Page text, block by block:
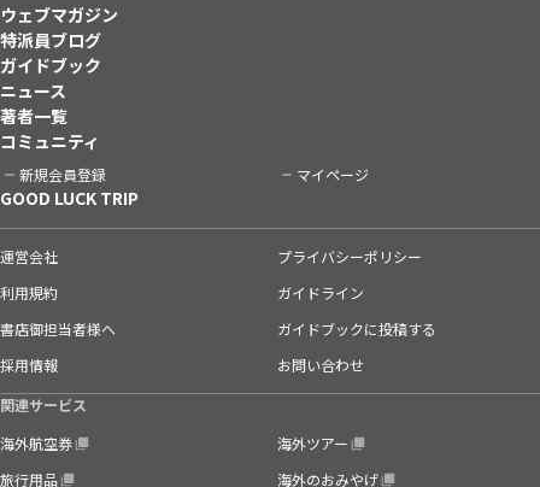
ウェブマガジン
特派員ブログ
ガイドブック
ニュース
著者一覧
コミュニティ
新規会員登録 マイページ
GOOD LUCK TRIP
運営会社
プライバシーポリシー
利用規約
ガイドライン
書店御担当者様へ
ガイドブックに投稿する
採用情報
お問い合わせ
関連サービス
海外航空券
海外ツアー
旅行用品
海外のおみやげ